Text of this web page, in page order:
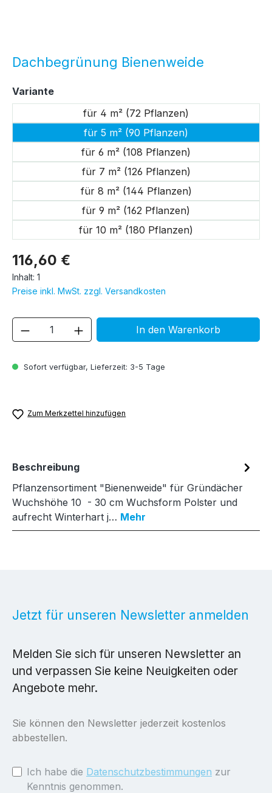
Dachbegrünung Bienenweide
116,60 €
Inhalt: 1
Preise inkl. MwSt. zzgl. Versandkosten
Sofort verfügbar, Lieferzeit: 3-5 Tage
Varianteauswählen
für 4 m² (72 Pflanzen)
für 5 m² (90 Pflanzen)
für 6 m² (108 Pflanzen)
für 7 m² (126 Pflanzen)
für 8 m² (144 Pflanzen)
für 9 m² (162 Pflanzen)
für 10 m² (180 Pflanzen)
Produkt Anzahl: Gib denIn den Warenkorb
Zum Merkzettel hinzufügen
Beschreibung
Pflanzensortiment "Bienenweide" für Gründächer
Wuchshöhe 10 - 30 cm Wuchsform Polster und
aufrecht Winterhart j… Mehr
Jetzt für unseren Newsletter anmelden
Melden Sie sich für unseren Newsletter an
und verpassen Sie keine Neuigkeiten oder
Angebote mehr.
Sie können den Newsletter jederzeit kostenlos
abbestellen.
Ich habe die Datenschutzbestimmungen zur
Kenntnis genommen.